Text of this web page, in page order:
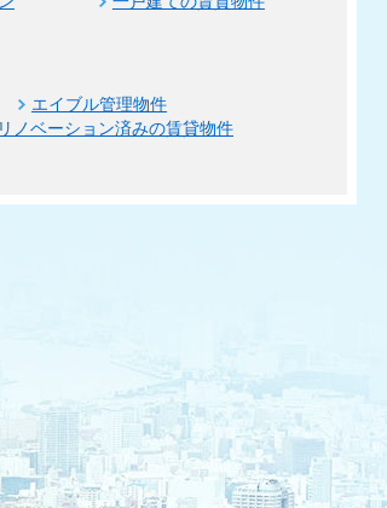
エイブル管理物件
ノベーション済みの賃貸物件